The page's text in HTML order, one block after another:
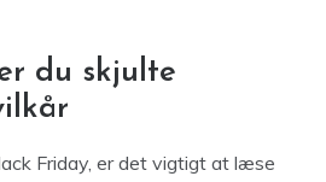
du skjulte
Friday, er det vigtigt at læse